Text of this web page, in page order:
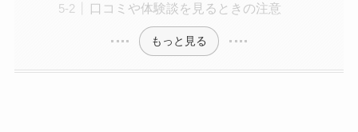
口コミや体験談を見るときの注意
もっと見る